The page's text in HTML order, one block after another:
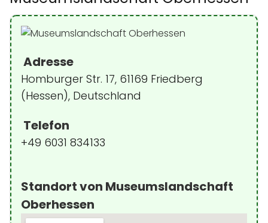
Adresse
Homburger Str. 17, 61169 Friedberg
(Hessen), Deutschland
Telefon
+49 6031 834133
Standort von Museumslandschaft
Oberhessen